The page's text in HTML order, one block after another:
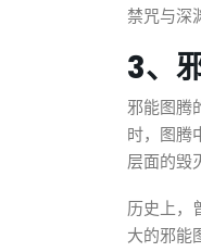
禁咒与深
3、
邪能图腾
时，图腾
层面的毁
历史上，
大的邪能